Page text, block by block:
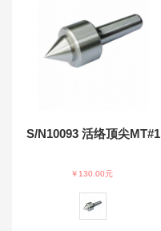
S/N10093 活络顶尖MT#1
￥130.00元